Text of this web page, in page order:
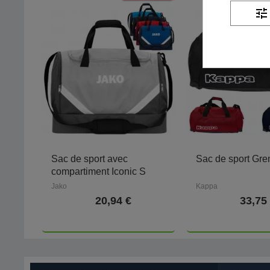
Sac de sport avec
compartiment Iconic S
Jako
20,94 €
Sac de sport
Kappa
33,75
tune